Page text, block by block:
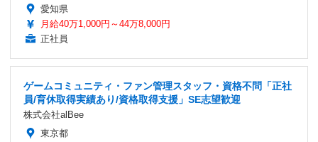
愛知県
月給40万1,000円～44万8,000円
正社員
ゲームコミュニティ・ファン管理スタッフ・資格不問「正社
員/育休取得実績あり/資格取得支援」SE志望歓迎
株式会社alBee
東京都